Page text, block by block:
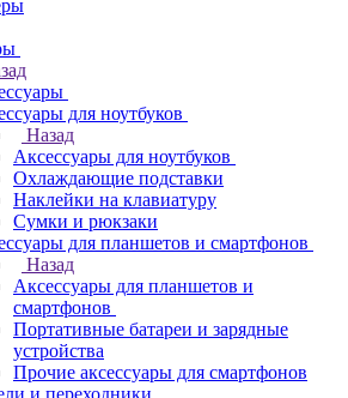
для ноутбуков
Назад
Аксессуары для ноутбуков
Охлаждающие подставки
Наклейки на клавиатуру
Сумки и рюкзаки
для планшетов и смартфонов
Назад
Аксессуары для планшетов и
смартфонов
Портативные батареи и зарядные
устройства
Прочие аксессуары для смартфонов
и переходники